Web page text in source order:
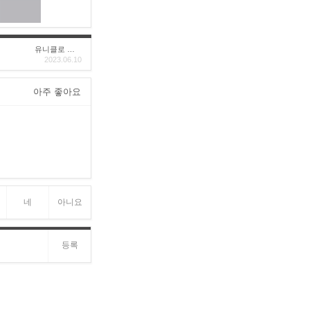
2023.06.10
아주 좋아요
네 아니요
등록